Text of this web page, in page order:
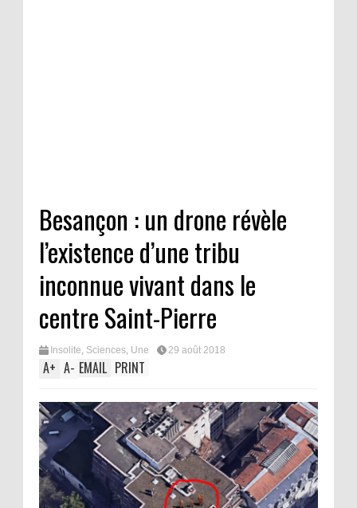
Besançon : un drone révèle
l’existence d’une tribu
inconnue vivant dans le
centre Saint-Pierre
Insolite, Sciences, Une 29 août 2018
A+ A- EMAIL PRINT